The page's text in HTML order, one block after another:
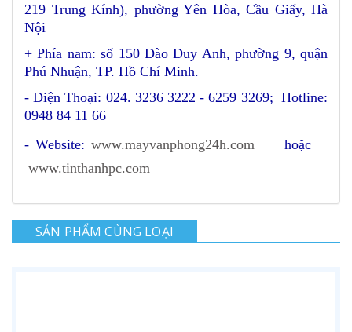
219 Trung Kính), phường Yên Hòa, Cầu Giấy, Hà
Nội
+ Phía nam: số 150 Đào Duy Anh, phường 9, quận
Phú Nhuận, TP. Hồ Chí Minh.
- Điện Thoại: 024. 3236 3222 - 6259 3269; Hotline:
0948 84 11 66
- Website: www.mayvanphong24h.com hoặc
www.tinthanhpc.com
SẢN PHẨM CÙNG LOẠI